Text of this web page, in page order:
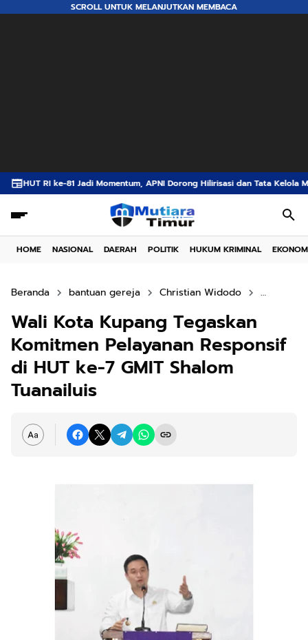
SCROLL UNTUK MELANJUTKAN MEMBACA
APNI Dorong Hilirisasi dan Tata Kelola Mineral Demi Wujudkan
HOME NASIONAL DAERAH POLITIK HUKUM KRIMINAL
Beranda bantuan gereja Christian Widodo DPRD
Wali Kota Kupang Tegaskan
Komitmen Pelayanan Responsif
di HUT ke-7 GMIT Shalom
Tuanailuis